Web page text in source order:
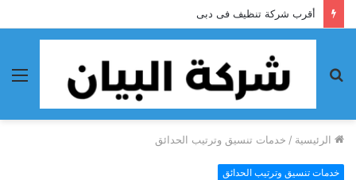
أحسن شركة تنظيف فى الفجيرة
الرئيسية / خدمات تنسيق وترتيب الحدائق
خدمات تنسيق وترتيب الحدائق